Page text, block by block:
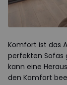
Komfort ist das
perfekten Sofas
kann eine
den Komfort